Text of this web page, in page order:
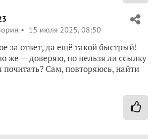
15 июля 2025, 08:50
за ответ, да ещё такой быстрый!
же — доверяю, но нельзя ли ссылку
почитать? Сам, повторяюсь, найти